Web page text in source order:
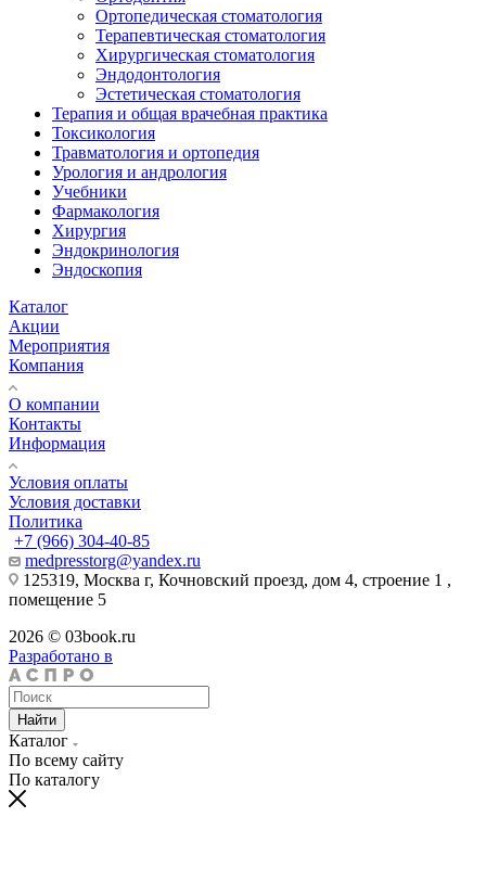
Ортопедическая стоматология
Терапевтическая стоматология
Хирургическая стоматология
Эндодонтология
Эстетическая стоматология
Терапия и общая врачебная практика
Токсикология
Травматология и ортопедия
Урология и андрология
Учебники
Фармакология
Хирургия
Эндокринология
Эндоскопия
Каталог
Акции
Мероприятия
Компания
О компании
Контакты
Информация
Условия оплаты
Условия доставки
Политика
+7 (966) 304-40-85
medpresstorg@yandex.ru
125319, Москва г, Кочновский проезд, дом 4, строение 1 ,
помещение 5
2026 © 03book.ru
Разработано в
Найти
Каталог
По всему сайту
По каталогу